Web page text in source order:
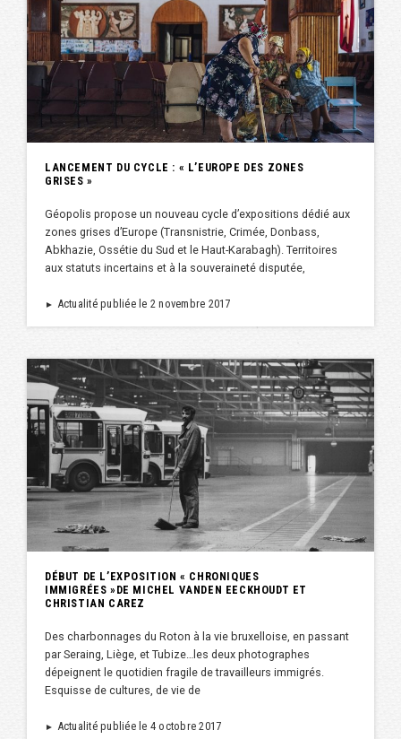
LANCEMENT DU CYCLE : « L’EUROPE DES ZONES
GRISES »
Géopolis propose un nouveau cycle d’expositions dédié aux
zones grises d’Europe (Transnistrie, Crimée, Donbass,
Abkhazie, Ossétie du Sud et le Haut-Karabagh). Territoires
aux statuts incertains et à la souveraineté disputée,
► Actualité publiée le 2 novembre 2017
DÉBUT DE L’EXPOSITION « CHRONIQUES
IMMIGRÉES »DE MICHEL VANDEN EECKHOUDT ET
CHRISTIAN CAREZ
Des charbonnages du Roton à la vie bruxelloise, en passant
par Seraing, Liège, et Tubize…les deux photographes
dépeignent le quotidien fragile de travailleurs immigrés.
Esquisse de cultures, de vie de
► Actualité publiée le 4 octobre 2017